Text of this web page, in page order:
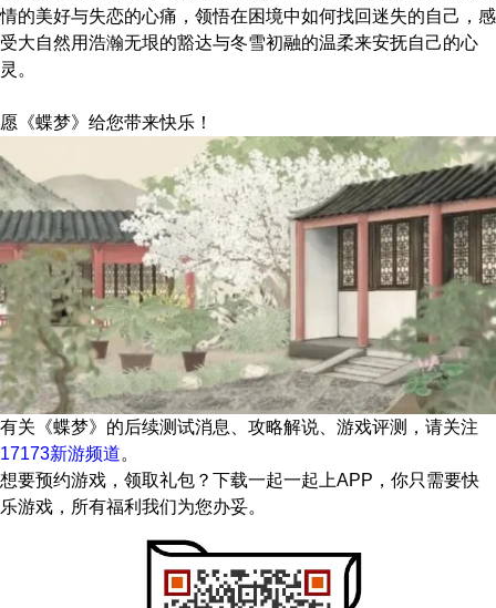
情的美好与失恋的心痛，领悟在困境中如何找回迷失的自己，感
受大自然用浩瀚无垠的豁达与冬雪初融的温柔来安抚自己的心
灵。
愿《蝶梦》给您带来快乐！
有关 《蝶梦》 的后续测试消息、攻略解说、游戏评测，请关注
17173新游频道。
想要预约游戏，领取礼包？下载一起一起上APP，你只需要快
乐游戏，所有福利我们为您办妥。